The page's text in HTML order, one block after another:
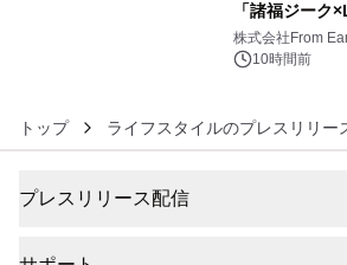
「諸福ジーク
(日)開催
株式会社From
10時間前
トップ ライフスタイルのプレスリリー
プレスリリース配信